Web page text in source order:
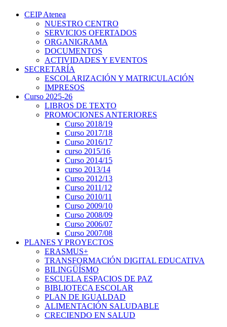
CEIP Atenea
NUESTRO CENTRO
SERVICIOS OFERTADOS
ORGANIGRAMA
DOCUMENTOS
ACTIVIDADES Y EVENTOS
SECRETARÍA
ESCOLARIZACIÓN Y MATRICULACIÓN
IMPRESOS
Curso 2025-26
LIBROS DE TEXTO
PROMOCIONES ANTERIORES
Curso 2018/19
Curso 2017/18
Curso 2016/17
curso 2015/16
Curso 2014/15
curso 2013/14
Curso 2012/13
Curso 2011/12
Curso 2010/11
Curso 2009/10
Curso 2008/09
Curso 2006/07
Curso 2007/08
PLANES Y PROYECTOS
ERASMUS+
TRANSFORMACIÓN DIGITAL EDUCATIVA
BILINGÜÍSMO
ESCUELA ESPACIOS DE PAZ
BIBLIOTECA ESCOLAR
PLAN DE IGUALDAD
ALIMENTACIÓN SALUDABLE
CRECIENDO EN SALUD